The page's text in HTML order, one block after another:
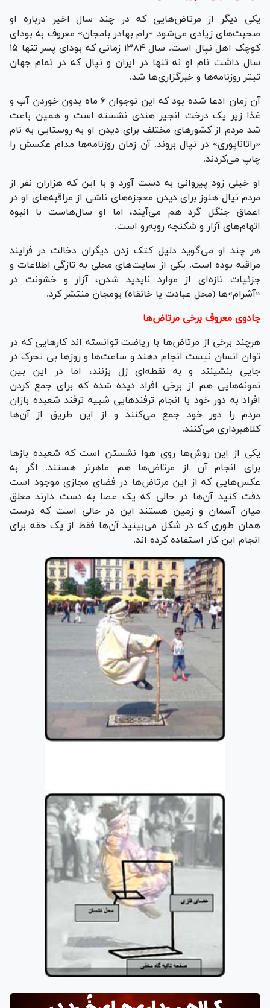
یکی دیگر از مرتاض‌هایی که در چند سال اخیر درباره او
صحبت‌های زیادی می‌شود «رام بهادر بامجان» معروف به بودای
کوچک اهل نپال است. سال ۱۳۸۴ زمانی که بودای پسر تنها ۱۵
سال داشت نام او نه تنها در ایران و نپال که در تمام جهان
تیتر روزنامه‌ها و خبرگزاری‌ها شد.
آن زمان ادعا شده بود که این نوجوان ۶ ماه بدون خوردن آب و
غذا زیر یک درخت انجیر هندی نشسته است و همین باعث
شد مردم از کشور‌های مختلف برای دیدن او به روستایی به نام
«راتاناپوری» در نپال بروند. آن زمان روزنامه‌ها مدام عکسش را
چاپ می‌کردند.
او خیلی زود پیروانی به دست آورد و با این که هزاران نفر از
مردم نپال هنوز برای دیدن معجزه‌های ناشی از مراقبه‌های او در
اعماق جنگل گرد هم می‌آیند، اما او سال‌هاست با انبوه
اتهام‌های آزار و شکنجه روبه‌رو است.
هر چند او می‌گوید دلیل کتک زدن دیگران دخالت در فرایند
مراقبه بوده است. یکی از سایت‌های محلی به تازگی اطلاعات و
جزئیات تازه‌ای از موارد ناپدید شدن، آزار و خشونت در
«آشرام»‌ها (محل عبادت یا خانقاه) بومجان منتشر کرد.
جادوی معروف برخی مرتاض‌ها
هرچند برخی از مرتاض‌ها با ریاضت توانسته اند کار‌هایی که در
توان انسان نیست انجام دهند و ساعت‌ها و روز‌ها بی تحرک در
جایی بنشینند و به نقطه‌ای زل بزنند، اما در این بین
نمونه‌هایی هم از برخی افراد دیده شده که برای جمع کردن
افراد به دور خود با انجام ترفند‌هایی شبیه ترفند شعبده بازان
مردم را دور خود جمع می‌کنند و از این طریق از آن‌ها
کلاهبرداری می‌کنند.
یکی از این روش‌ها روی هوا نشستن است که شعبده باز‌ها
برای انجام آن از مرتاض‌ها هم ماهرتر هستند. اگر به
عکس‌هایی که از این مرتاض‌ها در فضای مجازی موجود است
دقت کنید آن‌ها در حالی که یک عصا به دست دارند معلق
میان آسمان و زمین هستند این در حالی است که درست
همان طوری که در شکل می‌بینید آن‌ها فقط از یک حقه برای
انجام این کار استفاده کرده اند.